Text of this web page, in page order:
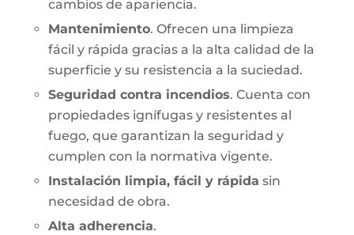
cambios de apariencia.
Mantenimiento. Ofrecen una limpieza
fácil y rápida gracias a la alta calidad de la
superficie y su resistencia a la suciedad.
Seguridad contra incendios. Cuenta con
propiedades ignífugas y resistentes al
fuego, que garantizan la seguridad y
cumplen con la normativa vigente.
Instalación limpia, fácil y rápida sin
necesidad de obra.
Alta adherencia.